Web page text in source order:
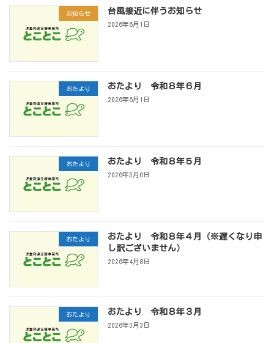
お知らせ 台風接近に伴うお知らせ
2026年6月1日
おたより おたより 令和８年６月
2026年6月1日
おたより おたより 令和８年５月
2026年5月6日
おたより
おたより 令和８年４月（※遅くなり申
し訳ございません）
2026年4月8日
おたより おたより 令和８年３月
2026年3月3日